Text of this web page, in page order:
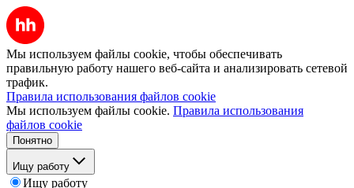
Мы используем файлы cookie, чтобы обеспечивать
правильную работу нашего веб-сайта и анализировать сетевой
трафик.
Правила использования файлов cookie
Мы используем файлы cookie. Правила использования
файлов cookie
Понятно
Ищу работу
Ищу работу